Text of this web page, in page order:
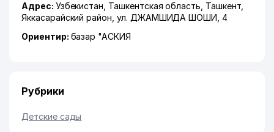
Адрес: Узбекистан, Ташкентская область Ташкент,
Яккасарайский район ул. ДЖАМШИДА ШОШИ , 4
Ориентир: базар "АСКИЯ
Рубрики
Детские сады